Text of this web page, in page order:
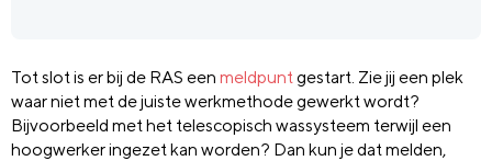
Tot slot is er bij de RAS een meldpuntgestart. Zie jij een plek
waar niet met de juiste werkmethode gewerkt wordt?
Bijvoorbeeld met het telescopisch wassysteem terwijl een
hoogwerker ingezet kan worden? Dan kun je dat melden,